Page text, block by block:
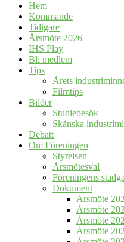
Hem
Kommande
Tidigare
Årsmöte 2026
IHS Play
Bli medlem
Tips
Årets
Filmtips
Bilder
Studiebesök
Skånska
Debatt
Om Föreningen
Styrelsen
Årsmötesval
Föreningens
Dokument
Årsmöte
Årsmöte
Årsmöte
Årsmöte